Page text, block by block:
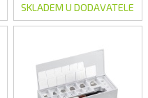
SKLADEM U DODAVATELE